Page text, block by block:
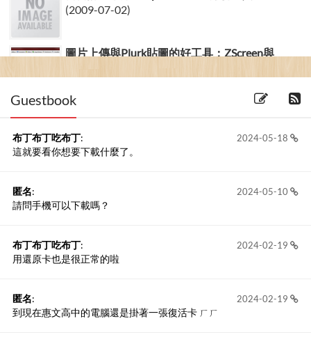
(2009-07-02)
圖片上傳與Plurk貼圖的好工具：ZScreen與
Guestbook
2024-05-18
布丁布丁吃布丁:
這就要看你想要下載什麼了。
2024-05-10
匿名:
請問手機可以下載嗎？
2024-02-19
布丁布丁吃布丁:
用還原卡也是很正常的啦
2024-02-19
匿名:
到現在惠文高中的電腦還是掛著一張復活卡 ㄏㄏ